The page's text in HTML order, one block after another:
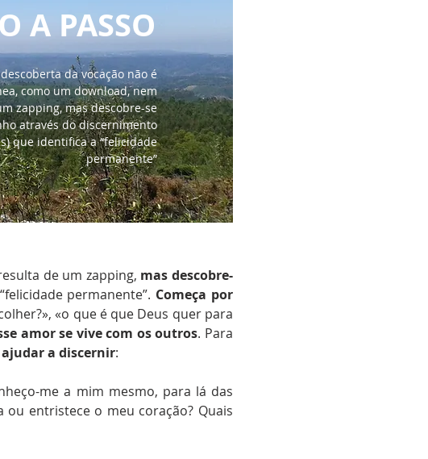
A PASSO
da vocação não é
como um download, nem
zapping, mas descobre-se
através do discernimento
que identifica a “felicidade
permanente”
de um zapping, mas descobre-
permanente”. Começa por
«o que é que Deus quer para
amor se vive com os outros. Para
a discernir:
me a mim mesmo, para lá das
ou entristece o meu coração? Quais